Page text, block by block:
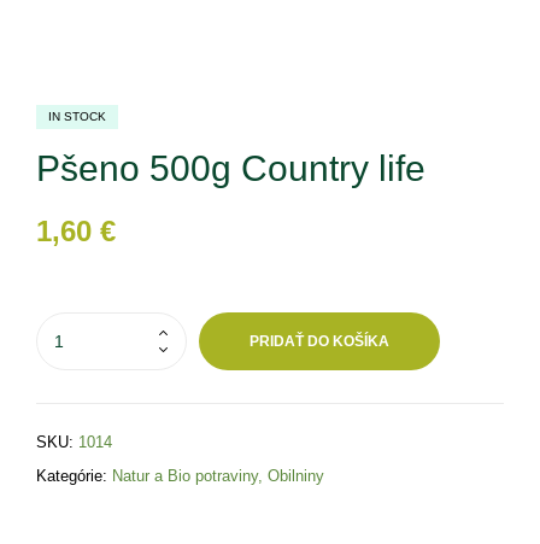
IN STOCK
Pšeno 500g Country life
1,60 €
PRIDAŤ DO KOŠÍKA
SKU: 1014
Kategórie: Natur a Bio potraviny, Obilniny